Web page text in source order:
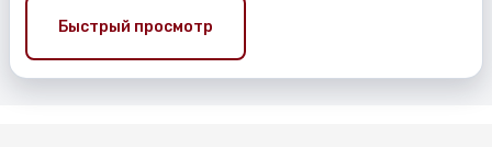
Быстрый просмотр